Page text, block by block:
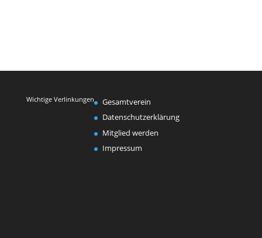
Wichtige Verlinkungen
Gesamtverein
Datenschutzerklärung
Mitglied werden
Impressum